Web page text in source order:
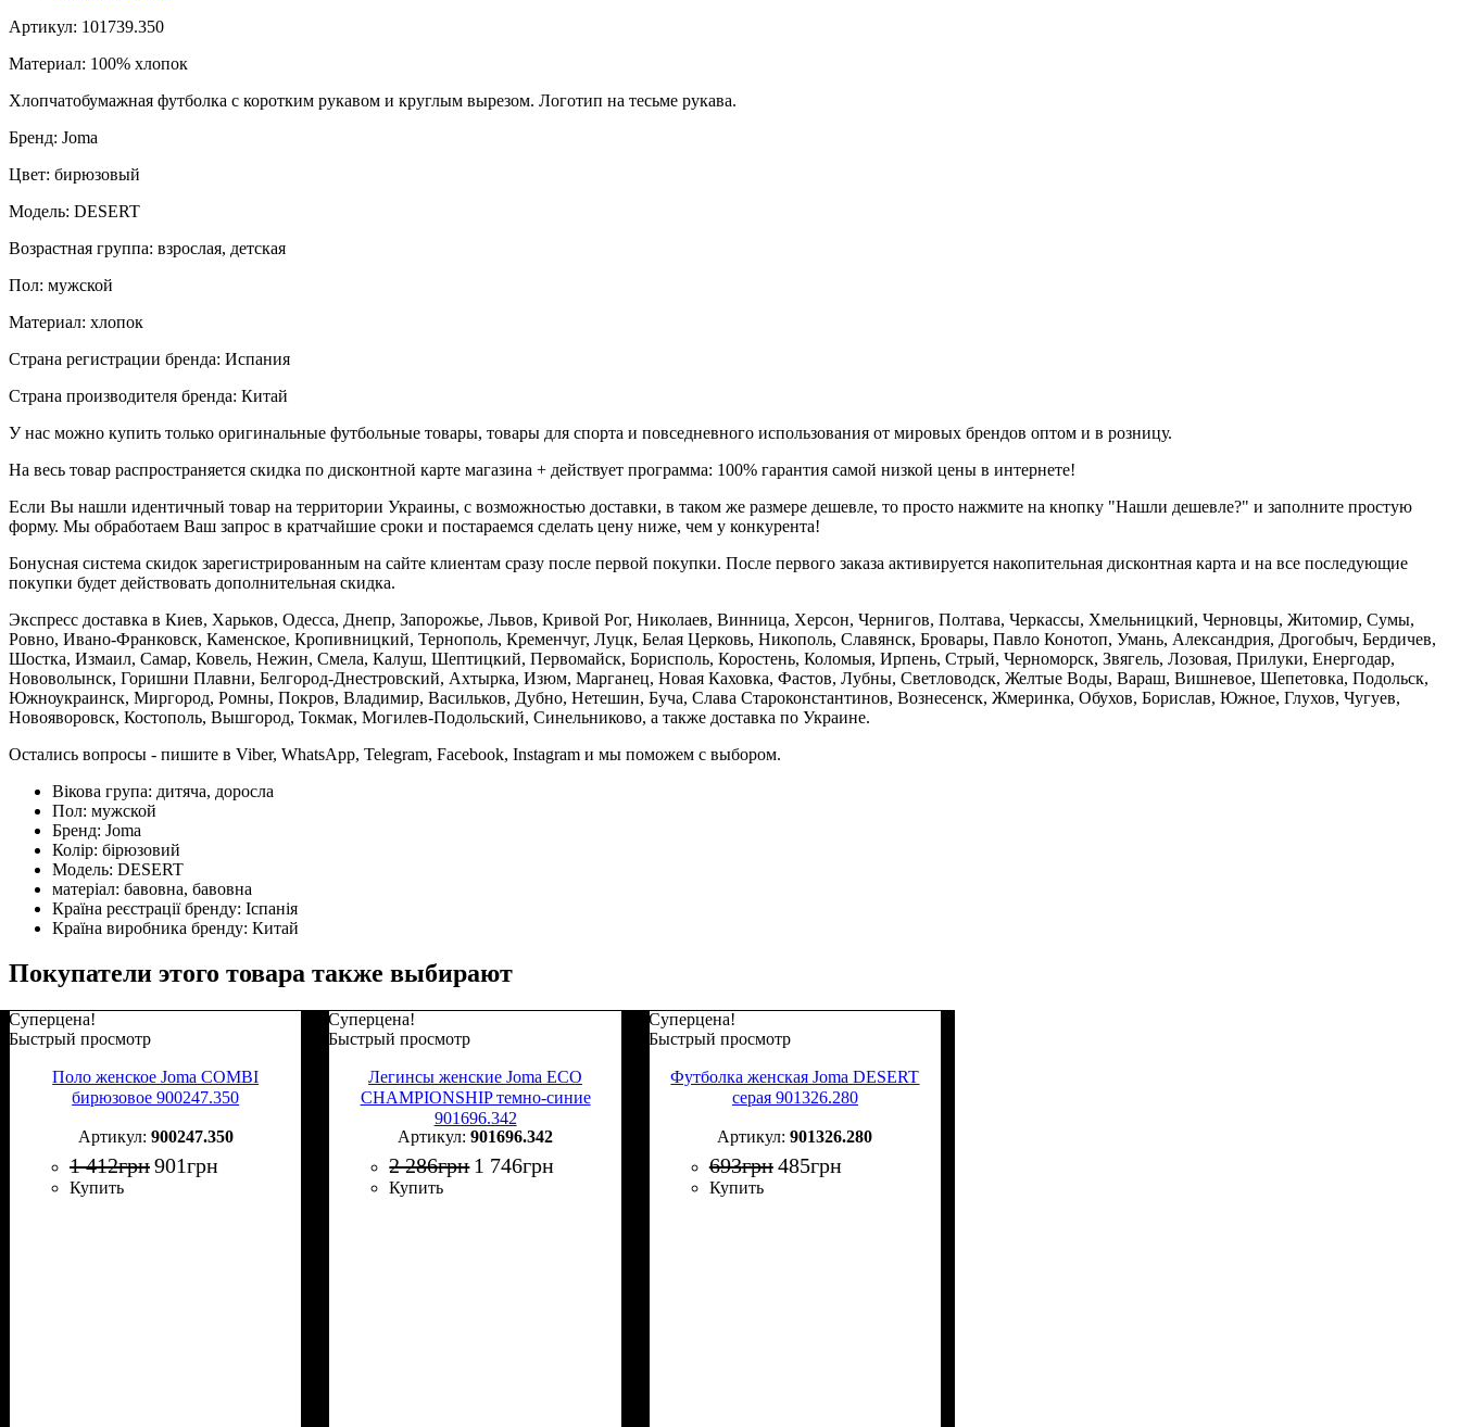
Артикул: 101739.350
Материал: 100% хлопок
Хлопчатобумажная футболка с коротким рукавом и круглым вырезом. Логотип на тесьме рукава.
Бренд: Joma
Цвет: бирюзовый
Модель: DESERT
Возрастная группа: взрослая, детская
Пол: мужской
Материал: хлопок
Страна регистрации бренда: Испания
Страна производителя бренда: Китай
У нас можно купить только оригинальные футбольные товары, товары для спорта и повседневного использования от мировых брендов оптом и в розницу.
На весь товар распространяется скидка по дисконтной карте магазина + действует программа: 100% гарантия самой низкой цены в интернете!
Если Вы нашли идентичный товар на территории Украины, с возможностью доставки, в таком же размере дешевле, то просто нажмите на кнопку "Нашли дешевле?" и заполните простую
форму. Мы обработаем Ваш запрос в кратчайшие сроки и постараемся сделать цену ниже, чем у конкурента!
Бонусная система скидок зарегистрированным на сайте клиентам сразу после первой покупки. После первого заказа активируется накопительная дисконтная карта и на все последующие
покупки будет действовать дополнительная скидка.
Экспресс доставка в Киев, Харьков, Одесса, Днепр, Запорожье, Львов, Кривой Рог, Николаев, Винница, Херсон, Чернигов, Полтава, Черкассы, Хмельницкий, Черновцы, Житомир, Сумы,
Ровно, Ивано-Франковск, Каменское, Кропивницкий, Тернополь, Кременчуг, Луцк, Белая Церковь, Никополь, Славянск, Бровары, Павло Конотоп, Умань, Александрия, Дрогобыч, Бердичев,
Шостка, Измаил, Самар, Ковель, Нежин, Смела, Калуш, Шептицкий, Первомайск, Борисполь, Коростень, Коломыя, Ирпень, Стрый, Черноморск, Звягель, Лозовая, Прилуки, Енергодар,
Нововолынск, Горишни Плавни, Белгород-Днестровский, Ахтырка, Изюм, Марганец, Новая Каховка, Фастов, Лубны, Светловодск, Желтые Воды, Вараш, Вишневое, Шепетовка, Подольск,
Южноукраинск, Миргород, Ромны, Покров, Владимир, Васильков, Дубно, Нетешин, Буча, Слава Староконстантинов, Вознесенск, Жмеринка, Обухов, Борислав, Южное, Глухов, Чугуев,
Новояворовск, Костополь, Вышгород, Токмак, Могилев-Подольский, Синельниково, а также доставка по Украине.
Остались вопросы - пишите в Viber, WhatsApp, Telegram, Facebook, Instagram и мы поможем с выбором.
Вікова група: дитяча, доросла
Пол: мужской
Бренд: Joma
Колір: бірюзовий
Модель: DESERT
матеріал: бавовна, бавовна
Країна реєстрації бренду: Іспанія
Країна виробника бренду: Китай
Покупатели этого товара также выбирают
Суперцена!
Быстрый просмотр
Поло женское Joma COMBI
бирюзовое 900247.350
900247.350
1 412грн901грн
Купить
Суперцена!
Быстрый просмотр
Легинсы женские Joma ECO
CHAMPIONSHIP темно-синие
901696.342
901696.342
2 286грн 1 746грн
Купить
Суперцена!
Быстрый просмотр
Футболка женская Joma DESERT
серая 901326.280
901326.280
693грн485грн
Купить